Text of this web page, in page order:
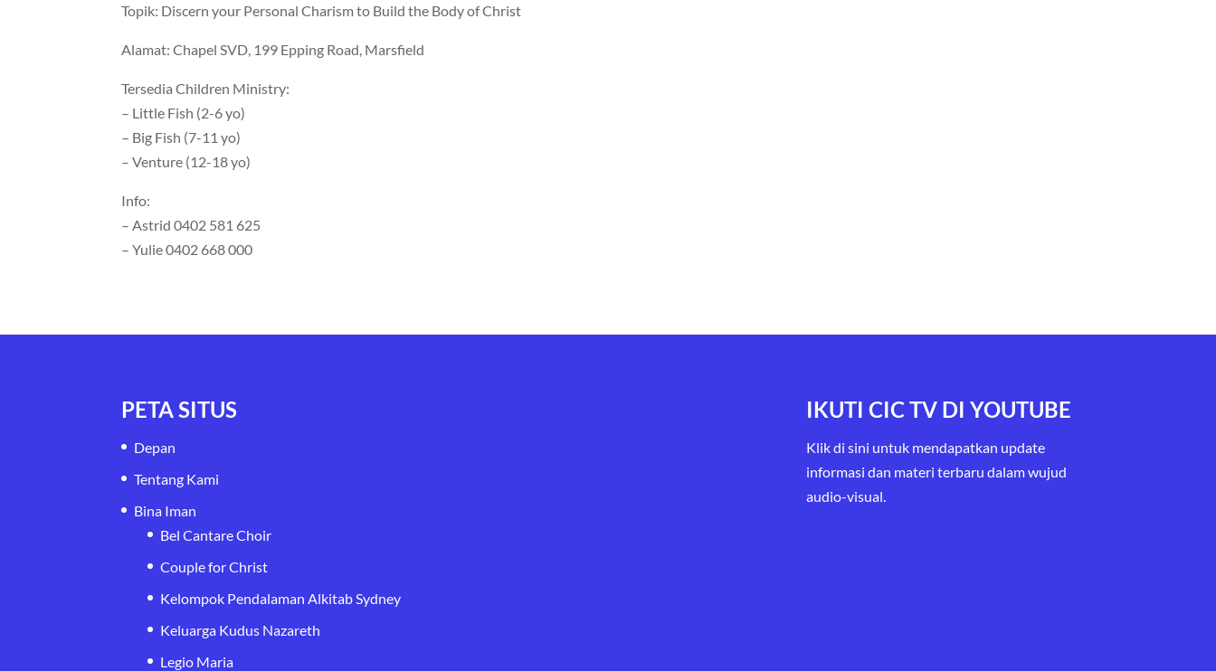
Topik: Discern your Personal Charism to Build the Body of Christ
Alamat: Chapel SVD, 199 Epping Road, Marsfield
Tersedia Children Ministry:
– Little Fish (2-6 yo)
– Big Fish (7-11 yo)
– Venture (12-18 yo)
Info:
– Astrid 0402 581 625
– Yulie 0402 668 000
PETA SITUS
Depan
Tentang Kami
Bina Iman
Bel Cantare Choir
Couple for Christ
Kelompok Pendalaman Alkitab Sydney
Keluarga Kudus Nazareth
Legio Maria
IKUTI CIC TV DI YOUTUBE
Klik di sini untuk mendapatkan update
informasi dan materi terbaru dalam wujud
audio-visual.